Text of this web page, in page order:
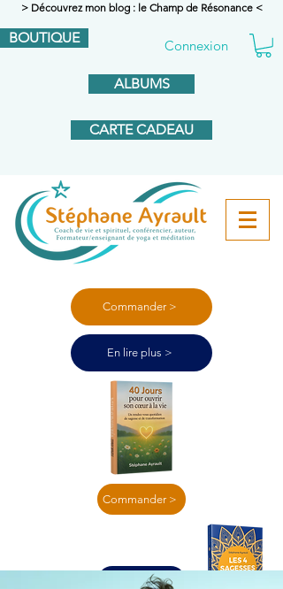
> Découvrez mon blog : le Champ de Résonance <
BOUTIQUE Connexion
ALBUMS
CARTE CADEAU
Commander >
En lire plus >
Commander >
En lire plus >